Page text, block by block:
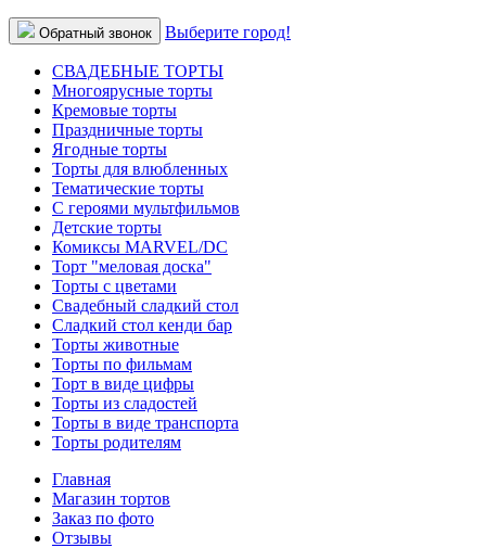
Обратный звонок Выберите город!
СВАДЕБНЫЕ ТОРТЫ
Многоярусные торты
Кремовые торты
Праздничные торты
Ягодные торты
Торты для влюбленных
Тематические торты
С героями мультфильмов
Детские торты
Комиксы MARVEL/DC
Торт "меловая доска"
Торты с цветами
Свадебный сладкий стол
Сладкий стол кенди бар
Торты животные
Торты по фильмам
Торт в виде цифры
Торты из сладостей
Торты в виде транспорта
Торты родителям
Главная
Магазин тортов
Заказ по фото
Отзывы